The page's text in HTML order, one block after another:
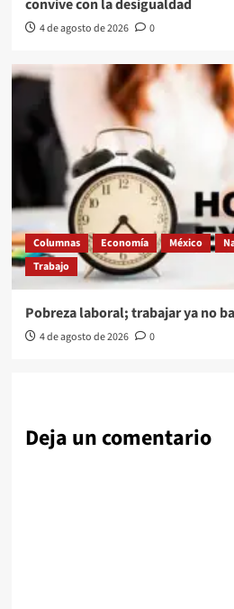
convive con la desigualdad
4 de agosto de 2026 0
Columnas Economía México
Trabajo
Pobreza laboral; trabajar ya no
4 de agosto de 2026 0
Deja un comentario